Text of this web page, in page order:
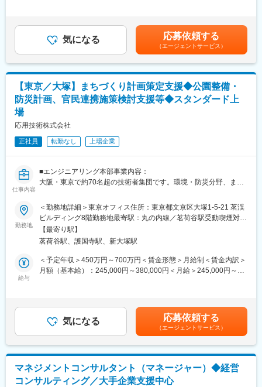
ジを教育へ還元していただきます。
・企業の実際の課題や、現場を模した架空課題に基づく、より実
践的なPBL教材の開発
・企業のDX内製化を目的に、AI・データ分析の研修から生成AIの
開発
し、次世代のDXリーダー人材を育成
2. AI開発/生成AIプロジェクトのコンサルティングおよびプロジェ
クトマネジメント
を提案し、企業の業務変革を推進
・要件定義から戦略策定、AI開発、システム実装、効果検証ま
で、プロジェクト全体を一気通貫でリード・管理
ご本人の適性や志向に合わせ、将来的には以下のような業務にも
挑戦いただけます。
・コンペティションの仕組みを活用した採用・組織開発支援
変更の範囲：会社の定める業務
無＞有＜残業手当＞有＜給与補足＞※経験・能力を考慮の上、当社
規定により優遇・年俸は目安金額であり、選考を通じて変更とな
る可能性があります。・上記「その他固定手当」として記載のワ
ークデザイン手当を、基本リモート（在宅勤務）で利用する通信
費や備品購入に充てていただけます。・給与支給日は毎月末締め
翌月25日です。賃金はあくまでも目安の金額であり、選考を通じ
て上下する可能性があります。月給(月額)は固定手当を含めた表記
です。
気になる 応募依頼する
（エージェントサービス）
【東京／大塚】まちづくり計画策定支援◆公園整備・
防災計画、官民連携施策検討支援等◆スタンダード上
場
応用技術株式会社
正社員 転勤なし 上場企業
仕事内容
■エンジニアリング本部事業内容：
大阪・東京で約70名超の技術者集団です。環境・防災分野、まち
端情報技術を駆使し、問題解決型のコンサルティングサービスで
社会に貢献している本部です。お客様は、官公庁や建設コンサル
タントやゼネコン等になります。
■業務内容：
主要業務として、国、都道府県、市町村などの行政機関が進める
計画策定の支援に携わっていただきます。具体的には、行政機関
適正化計画などです。
アリング調査を行います。あわせて、統計データや地図情報、人
流データなど、案件に応じた各種データを用いて現状と課題を分
析し、施設の配置や活用方法、管理運営の方策、地域の魅力向上
勤務地
＜勤務地詳細＞東京オフィス住所：東京都文京区大塚1-5-21 茗渓
ビルディング8階勤務地最寄駅：丸の内線／茗荷谷駅受動喫煙対
策：屋内全面禁煙変更の範囲：会社の定める事業所（リモートワ
ーク含む）
【最寄り駅】
茗荷谷駅、護国寺駅、新大塚駅
給与
＜予定年収＞450万円～700万円＜賃金形態＞月給制＜賃金内訳＞
月額（基本給）：245,000円～380,000円＜月給＞245,000円～
り、選考を通じて上下する可能性があります。月給(月額)は固定手
当を含めた表記です。
気になる 応募依頼する
（エージェントサービス）
マネジメントコンサルタント（マネージャー）◆経営
コンサルティング／大手企業支援中心